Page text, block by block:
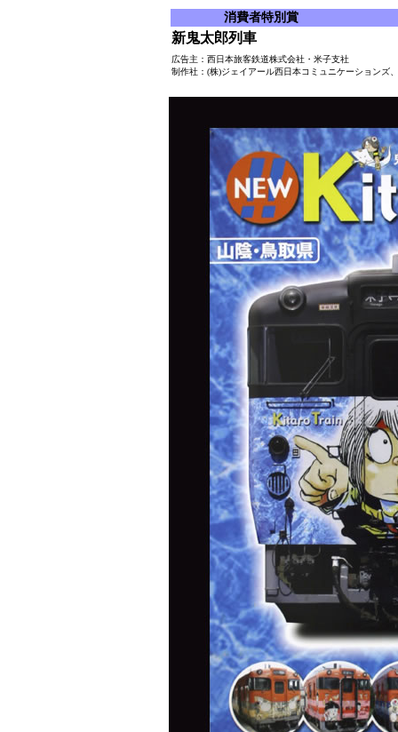
消費者特別賞
新鬼太郎列車
広告主：西日本旅客鉄道株式会社・米子支社
制作社：(株)ジェイアール西日本コミュニケーションズ